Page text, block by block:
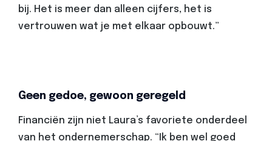
bij. Het is meer dan alleen cijfers, het is
vertrouwen wat je met elkaar opbouwt.”
Geen gedoe, gewoon geregeld
Financiën zijn niet Laura’s favoriete onderdeel
van het ondernemerschap. “Ik ben wel goed